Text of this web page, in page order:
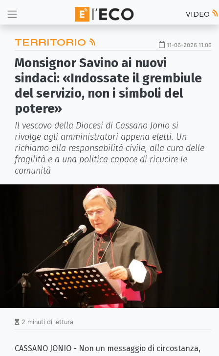
VIDEO
TERRITORIO 11-06-2026 11:06
Monsignor Savino ai nuovi
sindaci: «Indossate il grembiule
del servizio, non i simboli del
potere»
Il vescovo della Diocesi di Cassano Jonio si
rivolge agli amministratori appena eletti. Un
richiamo alla responsabilità civile, alla cura delle
fragilità e a una politica capace di ricucire le
comunità
2 minuti di lettura
CASSANO JONIO - Non un messaggio di circostanza,